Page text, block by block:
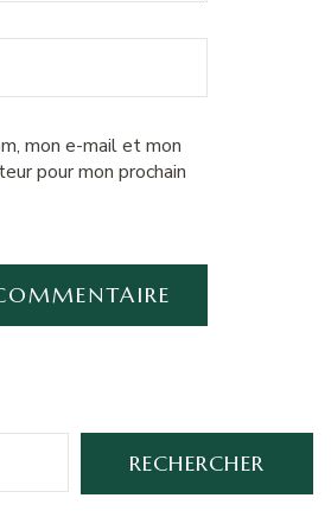
mon e-mail et mon
pour mon prochain
RECHERCHER